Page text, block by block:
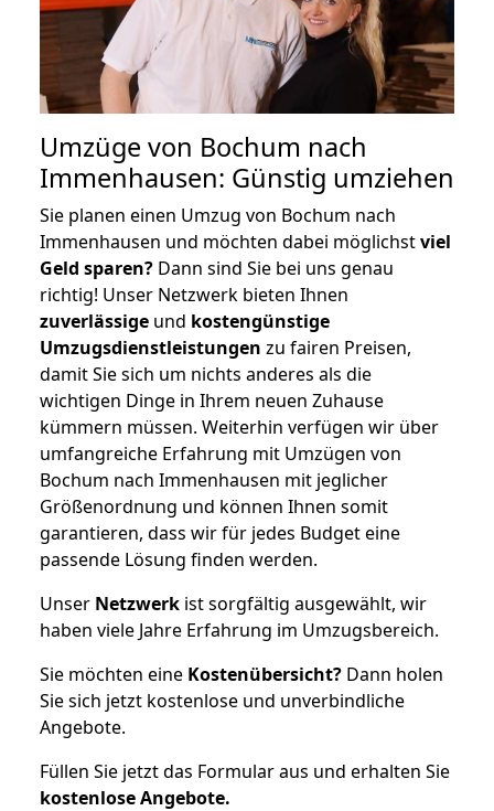
Umzüge von Bochum nach
Immenhausen: Günstig umziehen
Sie planen einen Umzug von Bochum nach
Immenhausen und möchten dabei möglichstviel
Geld sparen? Dann sind Sie bei uns genau
richtig! Unser Netzwerk bieten Ihnen
zuverlässige und kostengünstige
Umzugsdienstleistungen zu fairen Preisen,
damit Sie sich um nichts anderes als die
wichtigen Dinge in Ihrem neuen Zuhause
kümmern müssen. Weiterhin verfügen wir über
umfangreiche Erfahrung mit Umzügen von
Bochum nach Immenhausen mit jeglicher
Größenordnung und können Ihnen somit
garantieren, dass wir für jedes Budget eine
passende Lösung finden werden.
Unser Netzwerk ist sorgfältig ausgewählt, wir
haben viele Jahre Erfahrung im Umzugsbereich.
Sie möchten eine Kostenübersicht? Dann holen
Sie sich jetzt kostenlose und unverbindliche
Angebote.
Füllen Sie jetzt das Formular aus und erhalten Sie
kostenloseAngebote.